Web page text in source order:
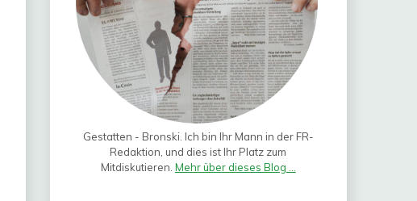
Gestatten - Bronski. Ich bin Ihr Mann in der FR-
Redaktion, und dies ist Ihr Platz zum
Mitdiskutieren. Mehr über dieses Blog ...